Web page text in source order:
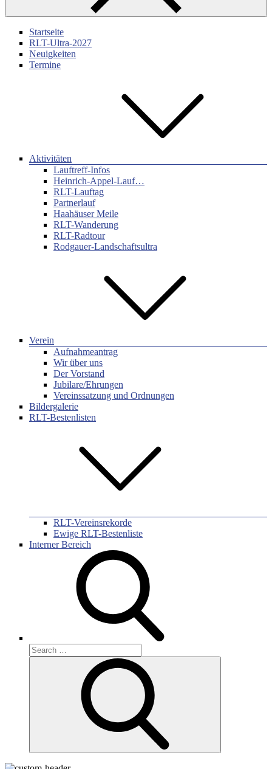
Startseite
RLT-Ultra-2027
Neuigkeiten
Termine
Aktivitäten
Lauftreff-Infos
Heinrich-Appel-Lauf…
RLT-Lauftag
Partnerlauf
Haahäuser Meile
RLT-Wanderung
RLT-Radtour
Rodgauer-Landschaftsultra
Verein
Aufnahmeantrag
Wir über uns
Der Vorstand
Jubilare/Ehrungen
Vereinssatzung und Ordnungen
Bildergalerie
RLT-Bestenlisten
RLT-Vereinsrekorde
Ewige RLT-Bestenliste
Interner Bereich
Search
for: